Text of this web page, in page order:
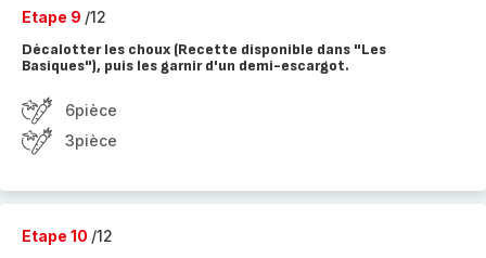
Etape 9 /12
Décalotter les choux (Recette disponible dans "Les
Basiques"), puis les garnir d'un demi-escargot.
6pièce
3pièce
Etape 10 /12